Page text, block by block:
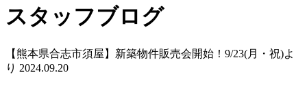
スタッフブログ
【熊本県合志市須屋】新築物件販売会開始！9/23(月・祝)よ
り 2024.09.20